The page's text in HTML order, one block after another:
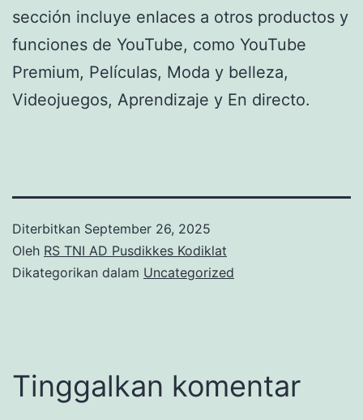
sección incluye enlaces a otros productos y
funciones de YouTube, como YouTube
Premium, Películas, Moda y belleza,
Videojuegos, Aprendizaje y En directo.
Diterbitkan September 26, 2025
Oleh RS TNI AD Pusdikkes Kodiklat
Dikategorikan dalam Uncategorized
Tinggalkan komentar